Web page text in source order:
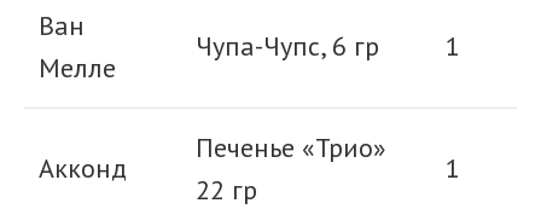
Ван
Мелле
Чупа-Чупс, 6 гр 1
Акконд
Печенье «Трио»
22 гр
1